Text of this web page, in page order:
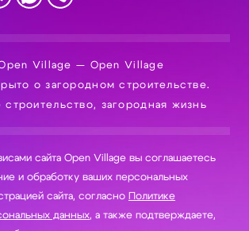
Village — Open Village
о загородном строительстве.
загородная жизнь
сайта Open Village вы соглашаетесь
сайта, согласно
Политике
данных, а также подтверждаете,